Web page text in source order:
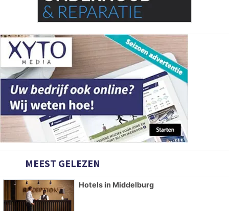
MEEST GELEZEN
Hotels in Middelburg